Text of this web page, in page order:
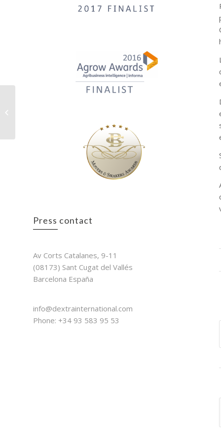
Press contact
Av Corts Catalanes, 9-11
(08173) Sant Cugat del Vallés
Barcelona España
info@dextrainternational.com
Phone: +34 93 583 95 53